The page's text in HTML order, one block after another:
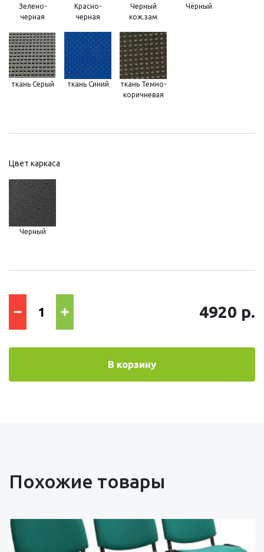
Зелено-
черная
Красно-
черная
Черный
кож.зам
Чёрный
ткань Серый ткань Синий
ткань Темно-
коричневая
Цвет каркаса
Черный
4920 р.
В корзину
Похожие товары